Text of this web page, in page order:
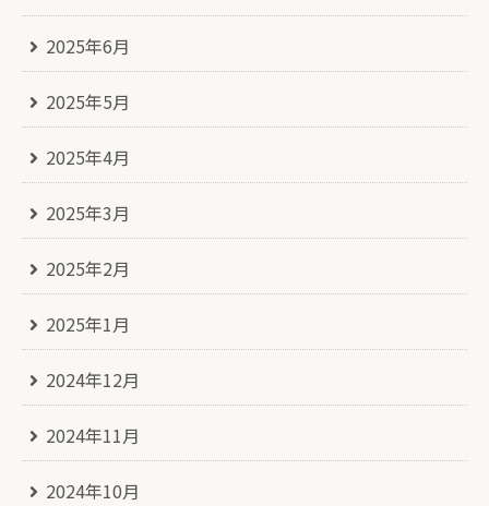
2025年6月
2025年5月
2025年4月
2025年3月
2025年2月
2025年1月
2024年12月
2024年11月
2024年10月